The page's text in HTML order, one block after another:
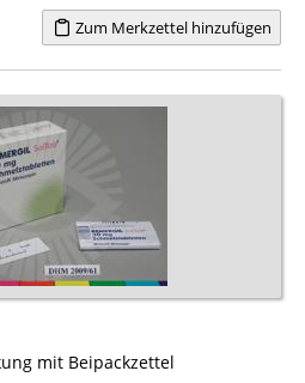
Zum Merkzettel hinzufügen
mit Beipackzettel